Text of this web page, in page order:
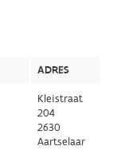
ADRES
Kleistraat
204
2630
Aartselaar